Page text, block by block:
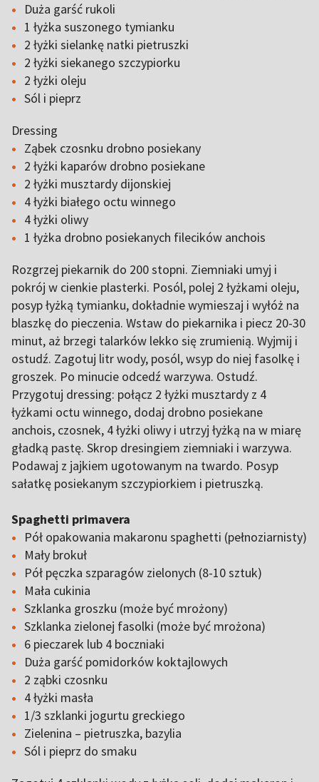
Duża garść rukoli
1 łyżka suszonego tymianku
2 łyżki sielankę natki pietruszki
2 łyżki siekanego szczypiorku
2 łyżki oleju
Sól i pieprz
Dressing
Ząbek czosnku drobno posiekany
2 łyżki kaparów drobno posiekane
2 łyżki musztardy dijonskiej
4 łyżki białego octu winnego
4 łyżki oliwy
1 łyżka drobno posiekanych filecików anchois
Rozgrzej piekarnik do 200 stopni. Ziemniaki umyj i
pokrój w cienkie plasterki. Posól, polej 2 łyżkami oleju,
posyp łyżką tymianku, dokładnie wymieszaj i wyłóż na
blaszkę do pieczenia. Wstaw do piekarnika i piecz 20-30
minut, aż brzegi talarków lekko się zrumienią. Wyjmij i
ostudź. Zagotuj litr wody, posól, wsyp do niej fasolkę i
groszek. Po minucie odcedź warzywa. Ostudź.
Przygotuj dressing: połącz 2 łyżki musztardy z 4
łyżkami octu winnego, dodaj drobno posiekane
anchois, czosnek, 4 łyżki oliwy i utrzyj łyżką na w miarę
gładką pastę. Skrop dresingiem ziemniaki i warzywa.
Podawaj z jajkiem ugotowanym na twardo. Posyp
sałatkę posiekanym szczypiorkiem i pietruszką.
Spaghetti primavera
Pół opakowania makaronu spaghetti (pełnoziarnisty)
Mały brokuł
Pół pęczka szparagów zielonych (8-10 sztuk)
Mała cukinia
Szklanka groszku (może być mrożony)
Szklanka zielonej fasolki (może być mrożona)
6 pieczarek lub 4 boczniaki
Duża garść pomidorków koktajlowych
2 ząbki czosnku
4 łyżki masła
1/3 szklanki jogurtu greckiego
Zielenina – pietruszka, bazylia
Sól i pieprz do smaku